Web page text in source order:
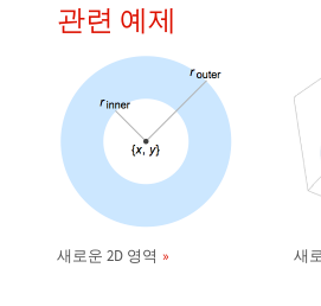
관련 예제
새로운 2D 영역 새